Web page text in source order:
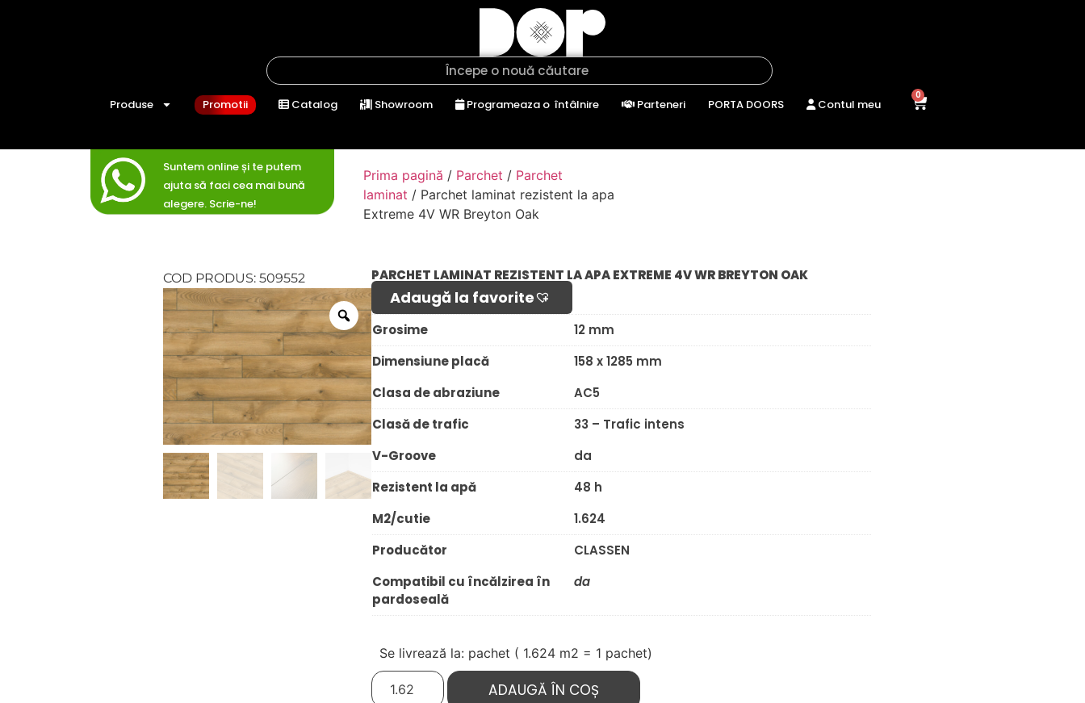
Produse Promotii Catalog Showroom Programeaza o întâlnire Parteneri PORTA DOORS Contul meu
0
Suntem online și te putem
ajuta să faci cea mai bună
alegere. Scrie-ne!
Prima pagină / Parchet / Parchet
laminat / Parchet laminat rezistent la apa
Extreme 4V WR Breyton Oak
COD PRODUS: 509552 PARCHET LAMINAT REZISTENT LA APA EXTREME 4V WR BREYTON OAK
Adaugă la favorite​
Grosime
12 mm
Dimensiune placă
158 x 1285 mm
Clasa de abraziune
AC5
Clasă de trafic
33 – Trafic intens
V-Groove
da
Rezistent la apă
48 h
M2/cutie
1.624
Producător
CLASSEN
Compatibil cu încălzirea în
pardoseală
da
Se livrează la: pachet ( 1.624 m2 = 1 pachet)
ADAUGĂ ÎN COȘ